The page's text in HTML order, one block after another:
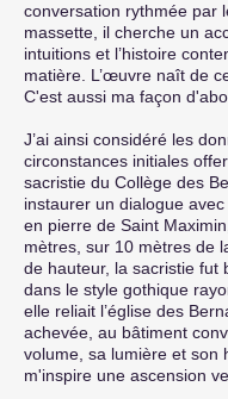
conversation rythmée par
massette, il cherche un
intuitions et l’histoire
matière. L’œuvre naît de
C'est aussi ma façon
J’ai ainsi considéré les
circonstances initiales
sacristie du Collège des
instaurer un dialogue
en pierre de Saint
mètres, sur 10 mètres de
de hauteur, la sacristie fut
dans le style gothique
elle reliait l’église des
achevée, au bâtiment
volume, sa lumière et son
m'inspire une ascension